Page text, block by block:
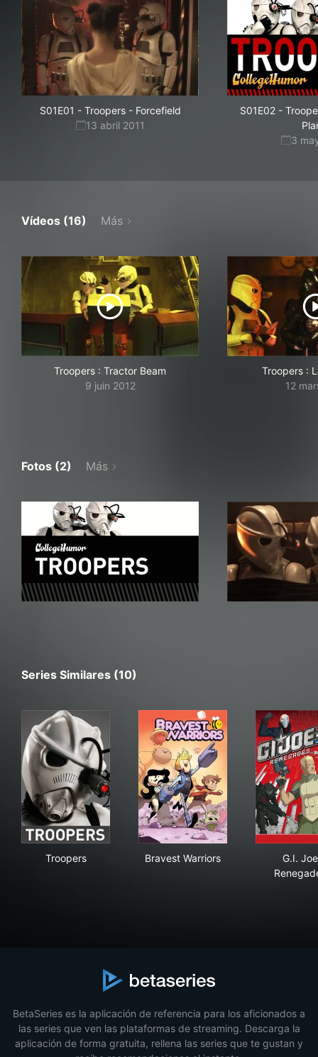
S01E01 - Troopers - Forcefield
13 abril 2011
S01E02 -
3
Vídeos (16) Más
Troopers : Tractor Beam
9 juin 2012
Troopers :
12
Fotos (2) Más
Series Similares (10)
Troopers Bravest Warriors
G.I. Joe
BetaSeries es la aplicación de referencia para los aficionados a
las series que ven las plataformas de streaming. Descarga la
aplicación de forma gratuita, rellena las series que te gustan y